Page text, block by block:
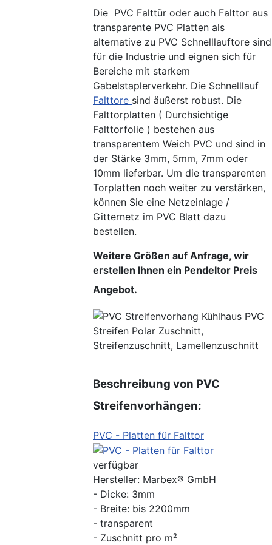
Die PVC Falttür oder auch Falttor aus
transparente PVC Platten als
alternative zu PVC Schnelllauftore sind
für die Industrie und eignen sich für
Bereiche mit starkem
Gabelstaplerverkehr. Die Schnelllauf
Falttore sind äußerst robust. Die
Falttorplatten ( Durchsichtige
Falttorfolie ) bestehen aus
transparentem Weich PVC und sind in
der Stärke 3mm, 5mm, 7mm oder
10mm lieferbar. Um die transparenten
Torplatten noch weiter zu verstärken,
können Sie eine Netzeinlage /
Gitternetz im PVC Blatt dazu
bestellen.
Weitere Größen auf Anfrage, wir
erstellen Ihnen ein Pendeltor Preis
Angebot.
Beschreibung von PVC
Streifenvorhängen:
PVC - Platten für Falttor
verfügbar
Hersteller: Marbex® GmbH
- Dicke: 3mm
- Breite: bis 2200mm
- transparent
- Zuschnitt pro m²